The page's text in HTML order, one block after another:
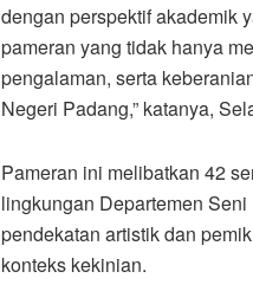
dengan perspektif akademik
pameran yang tidak hanya
pengalaman, serta
Negeri Padang,” katanya,
Pameran ini melibatkan 42
lingkungan Departemen
pendekatan artistik dan
konteks kekinian.